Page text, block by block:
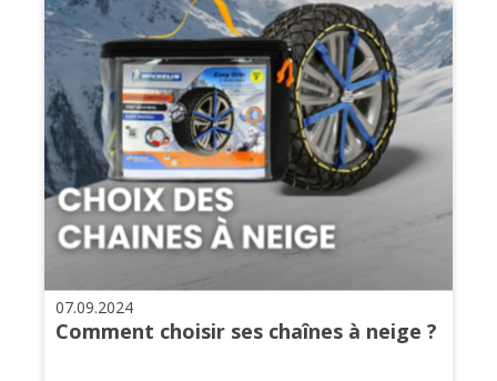
07.09.2024
Comment choisir ses chaînes à neige ?